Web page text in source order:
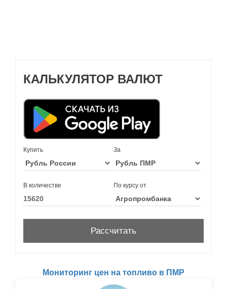
КАЛЬКУЛЯТОР ВАЛЮТ
Купить За
В количестве По курсу от
Мониторинг цен на топливо в ПМР